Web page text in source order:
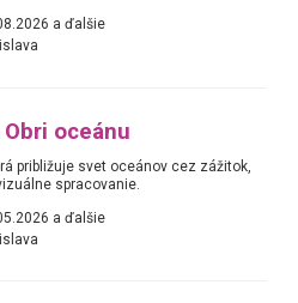
a ďalšie
oceánu
približuje svet oceánov cez zážitok,
spracovanie.
a ďalšie